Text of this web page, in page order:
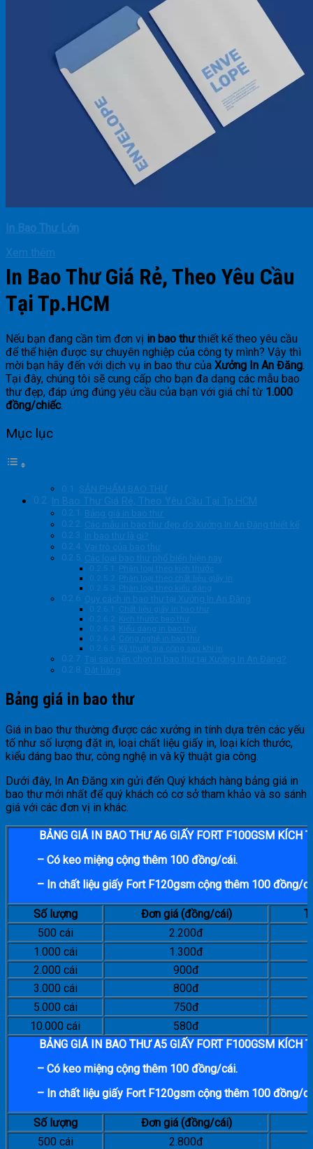
In Bao Thư Lớn
Xem thêm
In Bao Thư Giá Rẻ, Theo Yêu Cầu
Tại Tp.HCM
Nếu bạn đang cần tìm đơn vị in bao thưthiết kế theo yêu cầu
để thể hiện được sự chuyên nghiệp của công ty mình? Vậy thì
mời bạn hãy đến với dịch vụ in bao thư của Xưởng In An Đăng.
Tại đây, chúng tôi sẽ cung cấp cho bạn đa dạng các mẫu bao
thư đẹp, đáp ứng đúng yêu cầu của bạn với giá chỉ từ 1.000
đồng/chiếc.
Mục lục
SẢN PHẨM BAO THƯ
In Bao Thư Giá Rẻ, Theo Yêu Cầu Tại Tp.HCM
Bảng giá in bao thư
Các mẫu in bao thư đẹp do Xưởng In An Đăng thiết kế
In bao thư là gì?
Vai trò của bao thư
Các loại bao thư phổ biến hiện nay
Phân loại theo kích thước
Phân loại theo chất liệu giấy in
Phân loại theo kiểu dáng
Quy cách in bao thư tại Xưởng In An Đăng
Chất liệu giấy in bao thư
Kích thước bao thư
Kiểu dáng in bao thư
Công nghệ in bao thư
Kỹ thuật gia công sau khi in
Tại sao nên chọn in bao thư tại Xưởng In An Đăng?
Đặt hàng
Bảng giá in bao thư
Giá in bao thư thường được các xưởng in tính dựa trên các yếu
tố như số lượng đặt in, loại chất liệu giấy in, loại kích thước,
kiểu dáng bao thư, công nghệ in và kỹ thuật gia công.
Dưới đây, In An Đăng xin gửi đến Quý khách hàng bảng giá in
bao thư mới nhất để quý khách có cơ sở tham khảo và so sánh
giá với các đơn vị in khác.
BẢNG GIÁ IN BAO THƯ A6 GIẤY FORT F100GSM KÍCH
– Có keo miệng cộng thêm 100 đồng/cái.
– In chất liệu giấy Fort F120gsm cộng thêm 100 đồng/
Số lượng Đơn giá (đồng/cái)
500 cái
2.200đ
1.000 cái
1.300đ
2.000 cái
900đ
3.000 cái
800đ
5.000 cái
750đ
10.000 cái
580đ
BẢNG GIÁ IN BAO THƯ A5 GIẤY FORT F100GSM KÍCH
– Có keo miệng cộng thêm 100 đồng/cái.
– In chất liệu giấy Fort F120gsm cộng thêm 100 đồng/
Số lượng
Đơn giá (đồng/cái)
500 cái
2.800đ